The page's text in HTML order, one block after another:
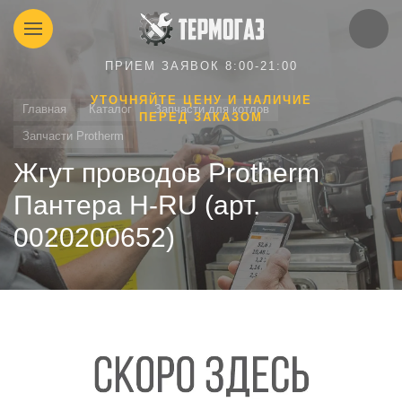
ПРИЕМ ЗАЯВОК 8:00-21:00
УТОЧНЯЙТЕ ЦЕНУ И НАЛИЧИЕ
ПЕРЕД ЗАКАЗОМ
Главная Каталог
Запчасти для котлов
Запчасти Protherm
Жгут проводов Protherm
Пантера H-RU (арт.
0020200652)